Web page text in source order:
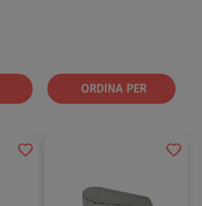
ORDINA PER